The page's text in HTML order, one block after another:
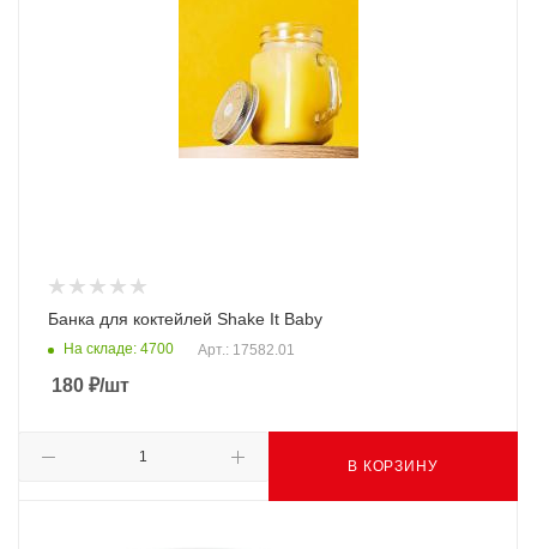
Банка для коктейлей Shake It Baby
На складе: 4700 Арт.: 17582.01
180 ₽/шт
В КОРЗИНУ